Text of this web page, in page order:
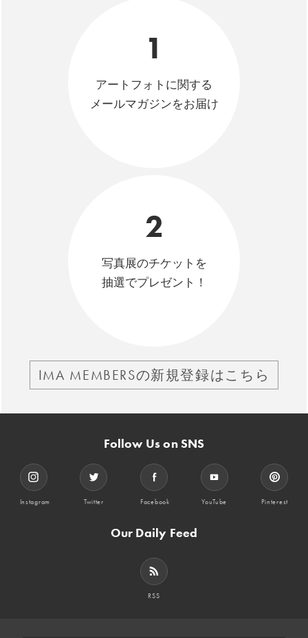
1
アートフォトに関する
メールマガジンをお届け
2
写真展のチケットを
抽選でプレゼント！
IMA MEMBERSの新規登録はこちら
Follow Us on SNS
Instagram Twitter Facebook YouTube Pinterest
Our Daily Feed
RSS